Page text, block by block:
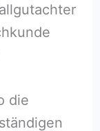
die